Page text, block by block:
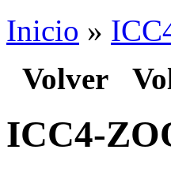
Inicio »
Volver
ICC4-